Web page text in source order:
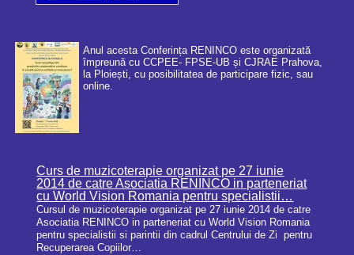
Anul acesta Conferința RENINCO este organizată
împreună cu CCPEE- FPSE-UB și CJRAE Prahova,
la Ploiești, cu posibilitatea de participare fizic, sau
online.
Curs de muzicoterapie organizat pe 27 iunie
2014 de catre Asociatia RENINCO in parteneriat
cu World Vision Romania pentru specialistii…
Cursul de muzicoterapie organizat pe 27 iunie 2014 de catre
Asociatia RENINCO in parteneriat cu World Vision Romania
pentru specialistii si parintii din cadrul Centrului de Zi pentru
Recuperarea Copiilor…